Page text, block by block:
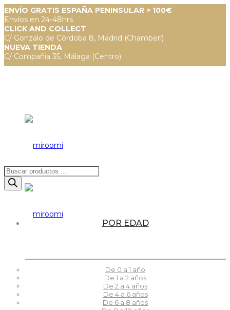
ENVÍO GRATIS ESPAÑA PENINSULAR > 100€
Envíos en 24-48hrs
CLICK AND COLLECT
C/ Gonzalo de Córdoba 8, Madrid (Chamberí)
NUEVA TIENDA
C/ Compañia 35, Málaga (Centro)
Búsqueda
de
productos
POR EDAD
De 0 a 1 año
De 1 a 2 años
De 2 a 4 años
De 4 a 6 años
De 6 a 8 años